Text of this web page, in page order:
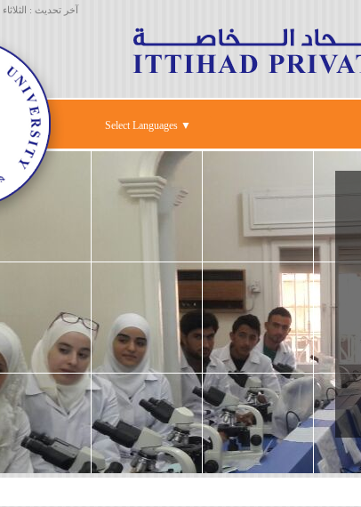
آخر تحديث : الثلاثاء 14 تموز 2026 الساعة 12:11:14
Select Languages ▼